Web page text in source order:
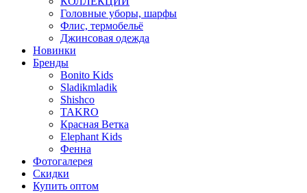
Головные уборы, шарфы
Флис, термобельё
Джинсовая одежда
Новинки
Бренды
Bonito Kids
Sladikmladik
Shishco
TAKRO
Красная Ветка
Elephant Kids
Фенна
Фотогалерея
Скидки
Купить оптом